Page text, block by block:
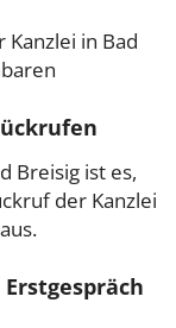
in Bad
Breisig ist es,
der Kanzlei